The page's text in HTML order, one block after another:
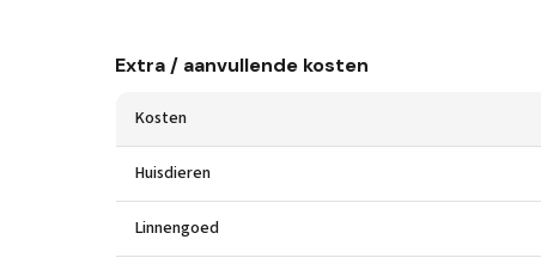
Extra / aanvullende kosten
Kosten
Huisdieren
Linnengoed